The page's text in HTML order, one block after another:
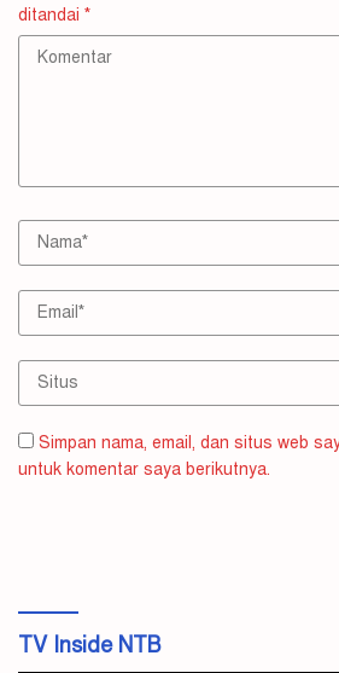
ditandai *
Simpan nama, email, dan situs web
untuk komentar saya berikutnya.
TV Inside NTB